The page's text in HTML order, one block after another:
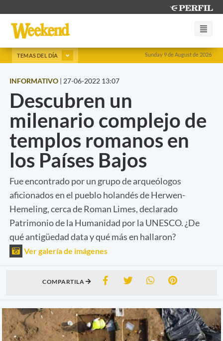
Sunday 9 de August de 2026
TEMAS DEL DÍA
INFORMATIVO | 27-06-2022 13:07
Descubren un
milenario complejo de
templos romanos en
los Países Bajos
Fue encontrado por un grupo de arqueólogos
aficionados en el pueblo holandés de Herwen-
Hemeling, cerca de Roman Limes, declarado
Patrimonio de la Humanidad por la UNESCO. ¿De
qué antigüedad data y qué más en hallaron?
Ver galería de imágenes
COMPARTILA